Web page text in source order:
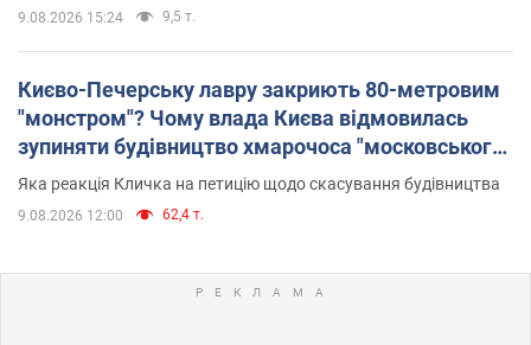
9.08.2026 15:24 9,5 т.
Києво-Печерську лавру закриють 80-метровим
"монстром"? Чому влада Києва відмовилась
зупиняти будівництво хмарочоса "московського
вірянина"
Яка реакція Кличка на петицію щодо скасування будівництва
9.08.2026 12:00 62,4 т.